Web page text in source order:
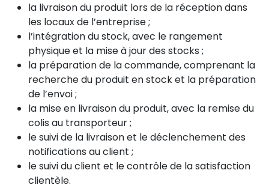
la livraison du produit lors de la réception dans
les locaux de l’entreprise ;
l’intégration du stock, avec le rangement
physique et la mise à jour des stocks ;
la préparation de la commande, comprenant la
recherche du produit en stock et la préparation
de l’envoi ;
la mise en livraison du produit, avec la remise du
colis au transporteur ;
le suivi de la livraison et le déclenchement des
notifications au client ;
le suivi du client et le contrôle de la satisfaction
clientèle.